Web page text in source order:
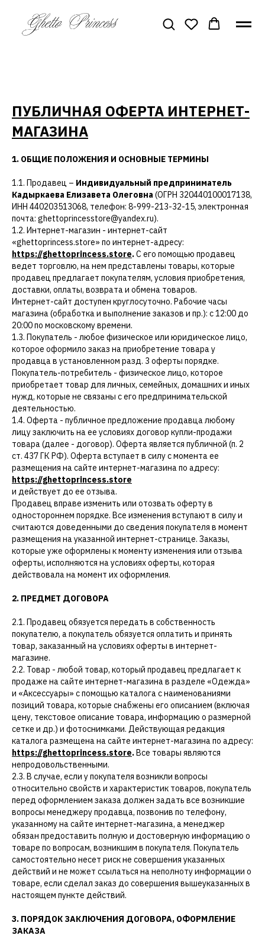
ПУБЛИЧНАЯ ОФЕРТА ИНТЕРНЕТ-
МАГАЗИНА
1. ОБЩИЕ ПОЛОЖЕНИЯ И ОСНОВНЫЕ ТЕРМИНЫ
1.1. Продавец – Индивидуальный предприниматель
Кадыркаева Елизавета Олеговна (ОГРН 320440100017138,
ИНН 440203513068, телефон: 8-999-213-32-15, электронная
почта: ghettoprincesstore@yandex.ru).
1.2. Интернет-магазин - интернет-сайт
«ghettoprincess.store» по интернет-адресу:
https://ghettoprincess.store.С его помощью продавец
ведет торговлю, на нем представлены товары, которые
продавец предлагает покупателям, условия приобретения,
доставки, оплаты, возврата и обмена товаров.
Интернет-сайт доступен круглосуточно. Рабочие часы
магазина (обработка и выполнение заказов и пр.): с 12:00 до
20:00 по московскому времени.
1.3. Покупатель - любое физическое или юридическое лицо,
которое оформило заказ на приобретение товара у
продавца в установленном разд. 3 оферты порядке.
Покупатель-потребитель - физическое лицо, которое
приобретает товар для личных, семейных, домашних и иных
нужд, которые не связаны с его предпринимательской
деятельностью.
1.4. Оферта - публичное предложение продавца любому
лицу заключить на ее условиях договор купли-продажи
товара (далее - договор). Оферта является публичной (п. 2
ст. 437 ГК РФ). Оферта вступает в силу с момента ее
размещения на сайте интернет-магазина по адресу:
https://ghettoprincess.store
и действует до ее отзыва.
Продавец вправе изменить или отозвать оферту в
одностороннем порядке. Все изменения вступают в силу и
считаются доведенными до сведения покупателя в момент
размещения на указанной интернет-странице. Заказы,
которые уже оформлены к моменту изменения или отзыва
оферты, исполняются на условиях оферты, которая
действовала на момент их оформления.
2. ПРЕДМЕТ ДОГОВОРА
2.1. Продавец обязуется передать в собственность
покупателю, а покупатель обязуется оплатить и принять
товар, заказанный на условиях оферты в интернет-
магазине.
2.2. Товар - любой товар, который продавец предлагает к
продаже на сайте интернет-магазина в разделе «Одежда»
и «Аксессуары» с помощью каталога с наименованиями
позиций товара, которые снабжены его описанием (включая
цену, текстовое описание товара, информацию о размерной
сетке и др.) и фотоснимками. Действующая редакция
каталога размещена на сайте интернет-магазина по адресу:
https://ghettoprincess.store.Все товары являются
непродовольственными.
2.3. В случае, если у покупателя возникли вопросы
относительно свойств и характеристик товаров, покупатель
перед оформлением заказа должен задать все возникшие
вопросы менеджеру продавца, позвонив по телефону,
указанному на сайте интернет-магазина, а менеджер
обязан предоставить полную и достоверную информацию о
товаре по вопросам, возникшим в покупателя. Покупатель
самостоятельно несет риск не совершения указанных
действий и не может ссылаться на неполноту информации о
товаре, если сделал заказ до совершения вышеуказанных в
настоящем пункте действий.
3. ПОРЯДОК ЗАКЛЮЧЕНИЯ ДОГОВОРА, ОФОРМЛЕНИЕ
ЗАКАЗА